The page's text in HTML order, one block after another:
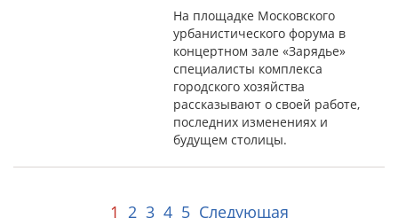
На площадке Московского
урбанистического форума в
концертном зале «Зарядье»
специалисты комплекса
городского хозяйства
рассказывают о своей работе,
последних изменениях и
будущем столицы.
1 2 3 4 5 Следующая